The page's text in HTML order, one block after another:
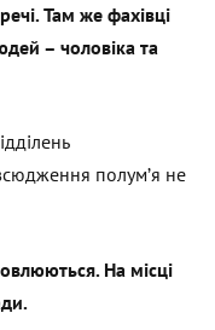
Там же фахівці
– чоловіка та
полумʼя не
На місці